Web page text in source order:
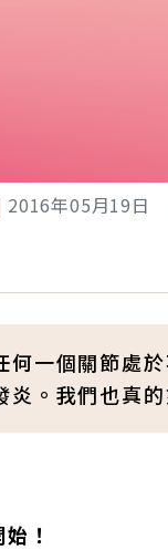
2016年05月19日
何一個關節處
。我們也真
！